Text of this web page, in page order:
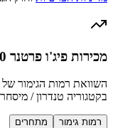
מכירות פיג'ו פרטנר 2010 והשוואה למתחרים
בקטגוריה טנדרון /
רמות גימור מתחרים